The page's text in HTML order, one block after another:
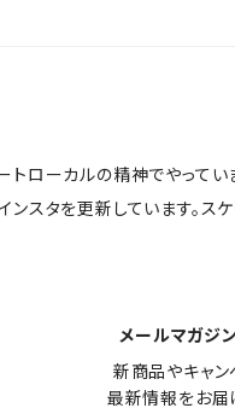
トローカルの精神でやって
ンスタを更新しています。
メールマガジ
新商品やキャン
最新情報をお届